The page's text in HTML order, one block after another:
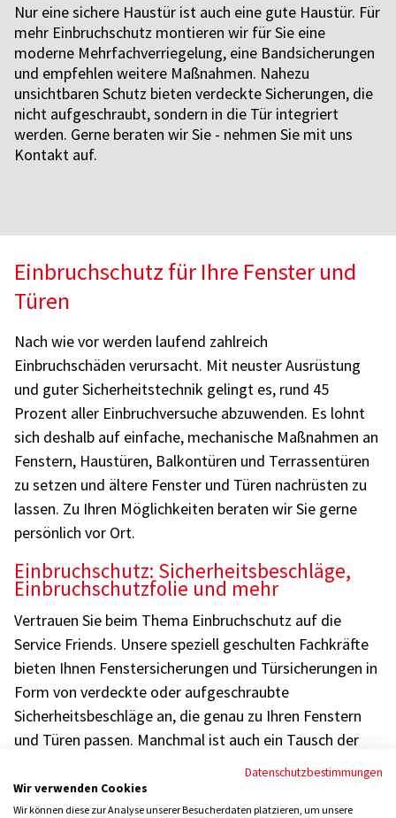
Nur eine sichere Haustür ist auch eine gute Haustür. Für
mehr Einbruchschutz montieren wir für Sie eine
moderne Mehrfachverriegelung, eine Bandsicherungen
und empfehlen weitere Maßnahmen. Nahezu
unsichtbaren Schutz bieten verdeckte Sicherungen, die
nicht aufgeschraubt, sondern in die Tür integriert
werden. Gerne beraten wir Sie - nehmen Sie mit uns
Kontakt auf.
Einbruchschutz für Ihre Fenster und
Türen
Nach wie vor werden laufend zahlreich
Einbruchschäden verursacht. Mit neuster Ausrüstung
und guter Sicherheitstechnik gelingt es, rund 45
Prozent aller Einbruchversuche abzuwenden. Es lohnt
sich deshalb auf einfache, mechanische Maßnahmen an
Fenstern, Haustüren, Balkontüren und Terrassentüren
zu setzen und ältere Fenster und Türen nachrüsten zu
lassen. Zu Ihren Möglichkeiten beraten wir Sie gerne
persönlich vor Ort.
Einbruchschutz: Sicherheitsbeschläge,
Einbruchschutzfolie und mehr
Vertrauen Sie beim Thema Einbruchschutz auf die
Service Friends. Unsere speziell geschulten Fachkräfte
bieten Ihnen Fenstersicherungen und Türsicherungen in
Form von verdeckte oder aufgeschraubte
Sicherheitsbeschläge an, die genau zu Ihren Fenstern
und Türen passen. Manchmal ist auch ein Tausch der
Verglasung oder eine Beschichtung mit transparenter
Sicherheitsfolie (Einbruchschutzfolie) sinnvoll. In jedem
Fall gilt: Schon wenig Aufwand lassen sich einfache,
Datenschutzbestimmungen
Wir verwenden Cookies
Wir können diese zur Analyse unserer Besucherdaten platzieren, um unsere